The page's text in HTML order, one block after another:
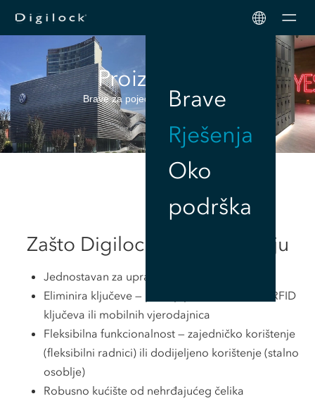
Brave
Rješenja
Oko
podrška
Proizvodnja
Brave za pojednostavljenje vašeg
Zašto Digilock za proizvodnju
Jednostavan za upravljanje, nadzor i reviziju
Eliminira ključeve — pristup putem PIN koda, RFID
ključeva ili mobilnih vjerodajnica
Fleksibilna funkcionalnost — zajedničko korištenje
(fleksibilni radnici) ili dodijeljeno korištenje (stalno
osoblje)
Robusno kućište od nehrđajućeg čelika